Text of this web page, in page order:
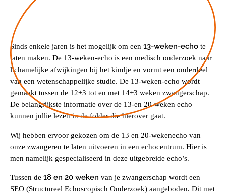
Sinds enkele jaren is het mogelijk om een 13-weken-echo te
laten maken. De 13-weken-echo is een medisch onderzoek naar
lichamelijke afwijkingen bij het kindje en vormt een onderdeel
van een wetenschappelijke studie. De 13-weken-echo wordt
gemaakt tussen de 12+3 tot en met 14+3 weken zwangerschap.
De belangrijkste informatie over de 13-en 20-weken echo
kunnen jullie lezen in de folder die hierover gaat.
Wij hebben ervoor gekozen om de 13 en 20-wekenecho van
onze zwangeren te laten uitvoeren in een echocentrum. Hier is
men namelijk gespecialiseerd in deze uitgebreide echo’s.
Tussen de 18 en 20 weken van je zwangerschap wordt een
SEO (Structureel Echoscopisch Onderzoek) aangeboden. Dit met